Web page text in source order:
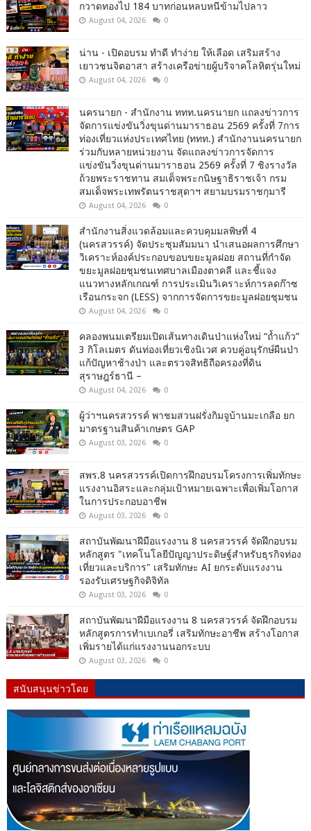
กวาดทองไป 184 บาทก่อนหลบหนีข้ามไปลาว
August 04, 2026 0
น่าน - เปิดอบรม ทำดี ทำง่าย ให้เลือด เสริมสร้าง
เยาวชนจิตอาสา สร้างเครือข่ายผู้บริจาคโลหิตรุ่นใหม่
August 04, 2026 0
นครนายก - สำนักงาน ททท.นครนายก แถลงข่าวการ
จัดการแข่งขันวิ่งขุนด่านมาราธอน 2569 ครั้งที่ 7การ
ท่องเที่ยวแห่งประเทศไทย (ททท.) สำนักงานนครนายก
ร่วมกับหลายหน่วยงาน จัดแถลงข่าวการจัดการ
แข่งขันวิ่งขุนด่านมาราธอน 2569 ครั้งที่ 7 ชิงรางวัล
ถ้วยพระราชทาน สมเด็จพระกนิษฐาธิราชเจ้า กรม
สมเด็จพระเทพรัตนราชสุดาฯ สยามบรมราชกุมารี
August 04, 2026 0
สำนักงานสิ่งแวดล้อมและควบคุมมลพิษที่ 4
(นครสวรรค์) จัดประชุมสัมมนา นำเสนอผลการศึกษา
วิเคราะห์องค์ประกอบขอบขยะมูลฝอย สถานที่กำจัด
ขยะมูลฝอยชุมชนเทศบาลเมืองตาคลี และชี้แจง
แนวทางหลักเกณฑ์ การประเมินวิเคราะห์การลดก๊าซ
เรือนกระจก (LESS) จากการจัดการขยะมูลฝอยชุมชน
August 04, 2026 0
คลองพนมเตรียมเปิดเส้นทางเดินป่าแห่งใหม่ “ถ้ำแก้ว”
3 กิโลเมตร ดันท่องเที่ยวเชิงนิเวศ ควบคู่อนุรักษ์ผืนป่า
แก้ปัญหาช้างป่า และตรวจสิทธิถือครองที่ดิน
สุราษฎร์ธานี –
August 04, 2026 0
ผู้ว่าฯนครสวรรค์ พาชมสวนฝรั่งกิมจูบ้านมะเกลือ ยก
มาตรฐานสินค้าเกษตร GAP
August 03, 2026 0
สพร.8 นครสวรรค์เปิดการฝึกอบรมโครงการเพิ่มทักษะ
แรงงานอิสระและกลุ่มเป้าหมายเฉพาะเพื่อเพิ่มโอกาส
ในการประกอบอาชีพ
August 03, 2026 0
สถาบันพัฒนาฝีมือแรงงาน 8 นครสวรรค์ จัดฝึกอบรม
หลักสูตร "เทคโนโลยีปัญญาประดิษฐ์สำหรับธุรกิจท่อง
เที่ยวและบริการ" เสริมทักษะ AI ยกระดับแรงงาน
รองรับเศรษฐกิจดิจิทัล
August 03, 2026 0
สถาบันพัฒนาฝีมือแรงงาน 8 นครสวรรค์ จัดฝึกอบรม
หลักสูตรการทำเบเกอรี่ เสริมทักษะอาชีพ สร้างโอกาส
เพิ่มรายได้แก่แรงงานนอกระบบ
August 03, 2026 0
สนับสนุนข่าวโดย